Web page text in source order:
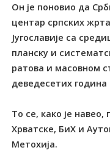
Он је поновио да
центар српских
Југославије са
планску и
ратова и масовном
деведесетих година
То се, како је
Хрватске, БиХ и
Метохија.